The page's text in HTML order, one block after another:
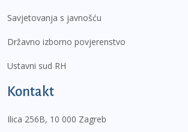
Savjetovanja s javnošću
Državno izborno povjerenstvo
Ustavni sud RH
Kontakt
Ilica 256B, 10 000 Zagreb